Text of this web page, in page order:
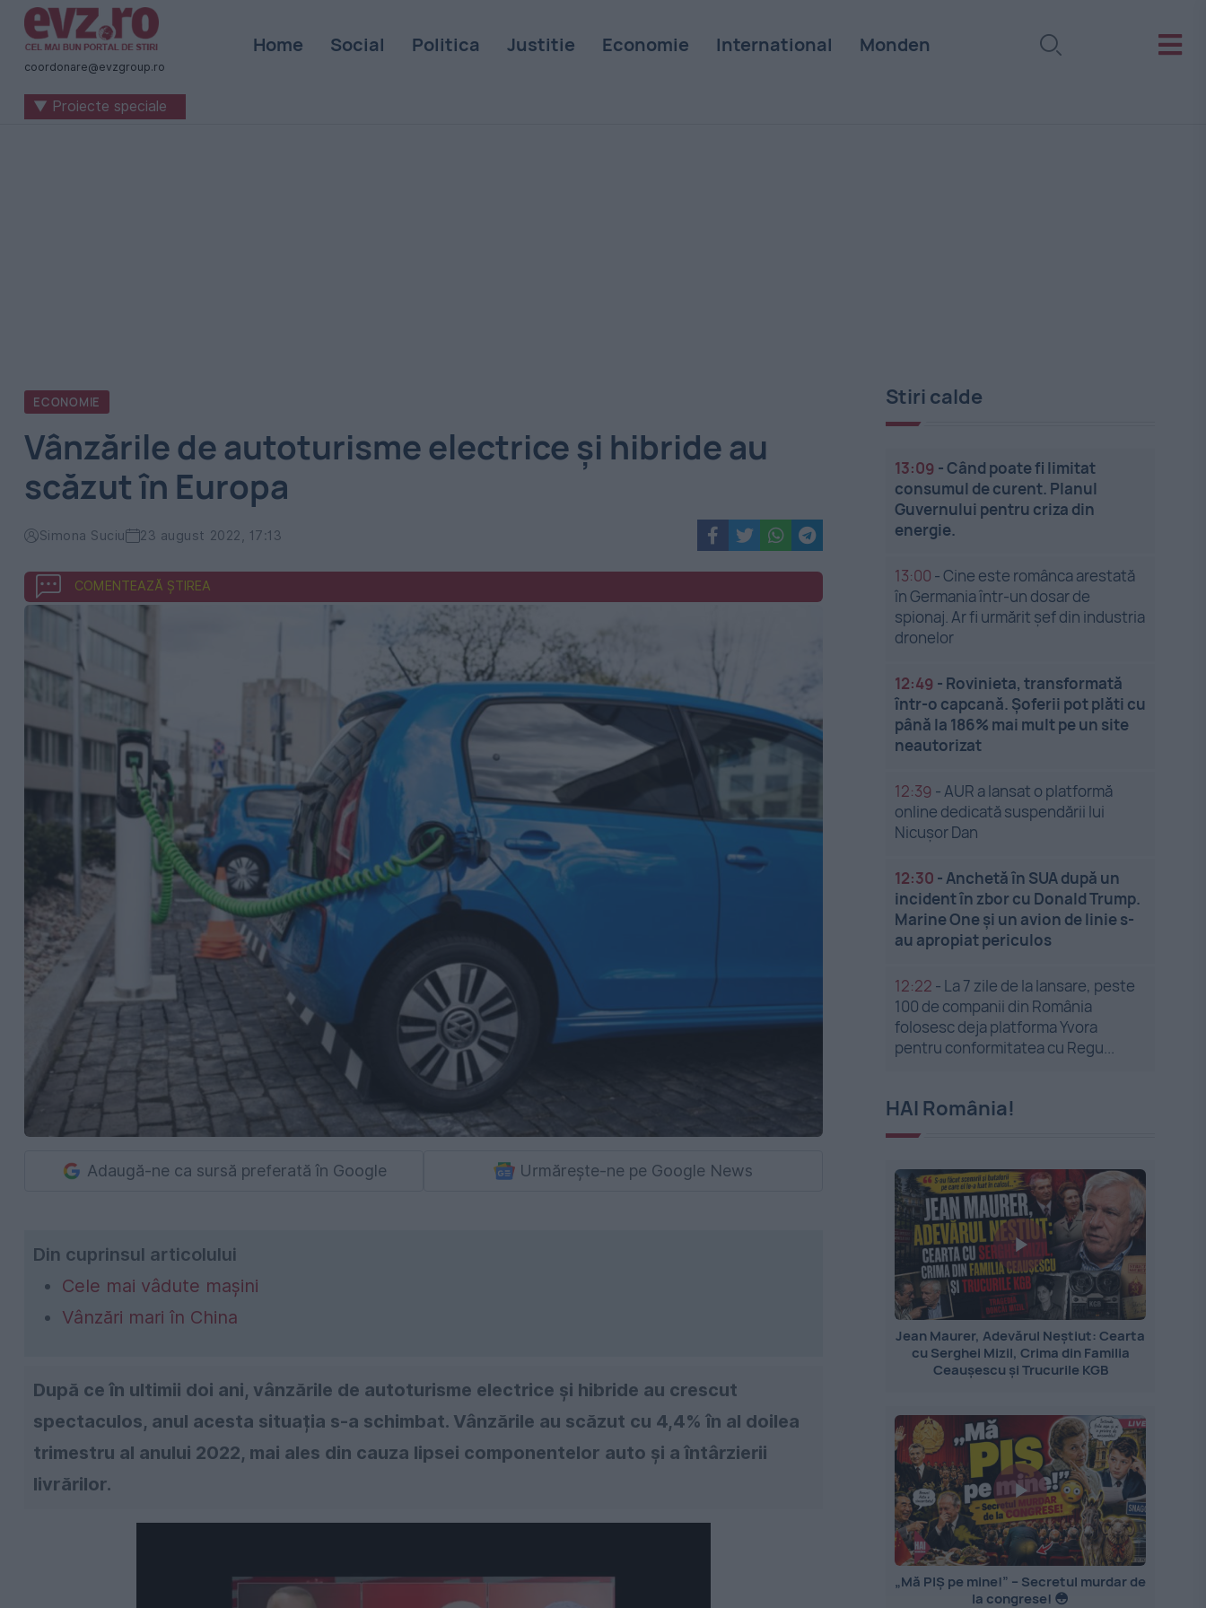
Știri
naționale
internaționale
coordonare@evzgroup.ro
Home Social Politica Justitie Economie International Monden
▼ Proiecte speciale
ECONOMIE
Vânzările de autoturisme electrice și hibride au
scăzut în Europa
Simona Suciu 23 august 2022, 17:13
COMENTEAZĂ ȘTIREA
Adaugă-ne ca sursă preferată în Google Urmărește-ne pe Google News
Din cuprinsul articolului
Cele mai vâdute mașini
Vânzări mari în China
După ce în ultimii doi ani, vânzările de autoturisme electrice și hibride au crescut
spectaculos, anul acesta situația s-a schimbat. Vânzările au scăzut cu 4,4% în al doilea
trimestru al anului 2022, mai ales din cauza lipsei componentelor auto și a întârzierii
livrărilor.
Stiri calde
13:09 -Când poate fi limitat
consumul de curent. Planul
Guvernului pentru criza din
energie.
13:00 -Cine este românca arestată
în Germania într-un dosar de
spionaj. Ar fi urmărit șef din industria
dronelor
12:49 - Rovinieta, transformată
într-o capcană. Șoferii pot plăti cu
până la 186% mai mult pe un site
neautorizat
12:39 -AUR a lansat o platformă
online dedicată suspendării lui
Nicușor Dan
12:30 -Anchetă în SUA după un
incident în zbor cu Donald Trump.
Marine One și un avion de linie s-
au apropiat periculos
12:22 - La 7 zile de la lansare, peste
100 de companii din România
folosesc deja platforma Yvora
pentru conformitatea cu Regu...
HAI România!
Jean Maurer, Adevărul Neștiut: Cearta
cu Serghei Mizil, Crima din Familia
Ceaușescu și Trucurile KGB
„Mă PIȘ pe mine!” – Secretul murdar de
la congrese! 😳